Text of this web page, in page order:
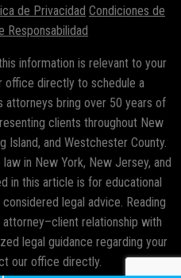
de Privacidad Condiciones de
Responsabilidad
information is relevant to your
office directly to schedule a
attorneys bring over 50 years of
clients throughout New
Island, and Westchester County.
in New York, New Jersey, and
in this article is for educational
legal advice. Reading
relationship with
legal guidance regarding your
our office directly.